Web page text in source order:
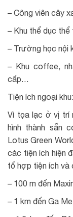
– Công viên cây
– Khu thể dục
– Trường học nội
– Khu coffee,
cấp…
Tiện ích ngoại khu:
Vì tọa lạc ở vị trí
hình thành sẵn
Lotus Green
các tiện ích hiện
tổ hợp tiện ích và
– 100 m đến
– 1 km đến Ga